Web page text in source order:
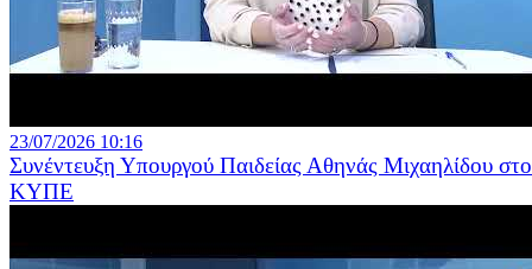
23/07/2026 10:16
Συνέντευξη Υπουργού Παιδείας Αθηνάς Μιχαηλίδου στο
ΚΥΠΕ